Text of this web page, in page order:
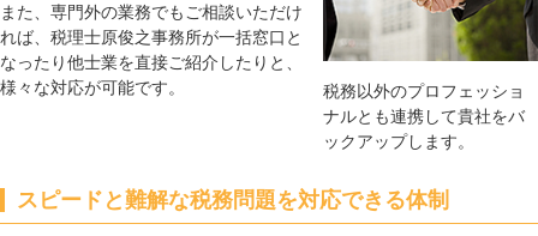
税務以外のプロフェッショ
ナルとも連携して貴社をバ
ックアップします。
また、専門外の業務でもご相談いただけ
れば、税理士原俊之事務所が一括窓口と
なったり他士業を直接ご紹介したりと、
様々な対応が可能です。
スピードと難解な税務問題を対応できる体制